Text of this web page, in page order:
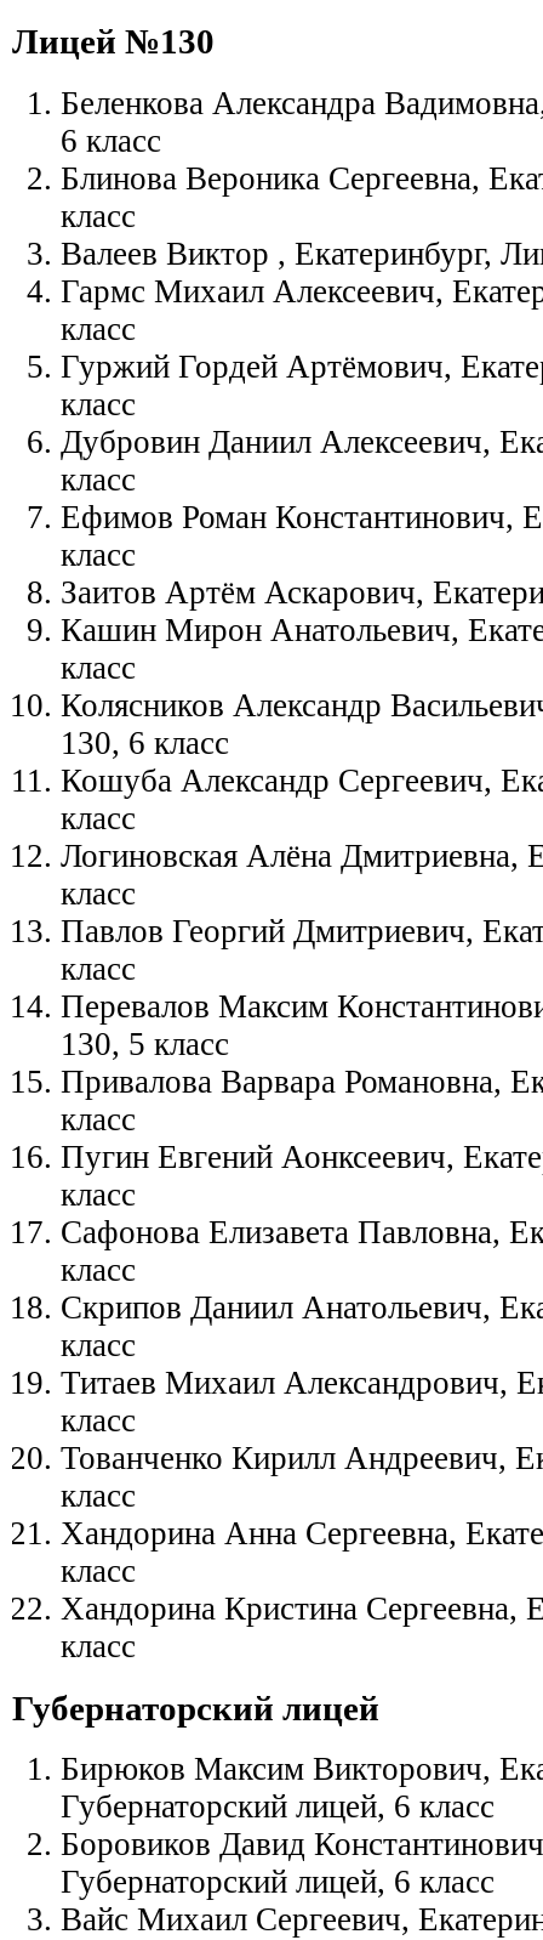
Лицей №130
Беленкова Александра
6 класс
Блинова Вероника Сергеевна,
класс
Валеев Виктор , Екатеринбург,
Гармс Михаил Алексеевич,
класс
Гуржий Гордей Артёмович,
класс
Дубровин Даниил Алексеевич,
класс
Ефимов Роман Константинович,
класс
Заитов Артём Аскарович,
Кашин Мирон Анатольевич,
класс
Колясников Александр
130, 6 класс
Кошуба Александр Сергеевич,
класс
Логиновская Алёна Дмитриевна,
класс
Павлов Георгий Дмитриевич,
класс
Перевалов Максим
130, 5 класс
Привалова Варвара Романовна,
класс
Пугин Евгений Аонксеевич,
класс
Сафонова Елизавета Павловна,
класс
Скрипов Даниил Анатольевич,
класс
Титаев Михаил Александрович,
класс
Тованченко Кирилл Андреевич,
класс
Хандорина Анна Сергеевна,
класс
Хандорина Кристина Сергеевна,
класс
Губернаторский лицей
Бирюков Максим Викторович,
Губернаторский лицей, 6 класс
Боровиков Давид
Губернаторский лицей, 6 класс
Вайс Михаил Сергеевич,